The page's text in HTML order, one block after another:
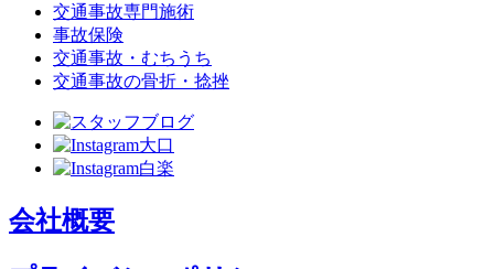
交通事故専門施術
事故保険
交通事故・むちうち
交通事故の骨折・捻挫
会社概要